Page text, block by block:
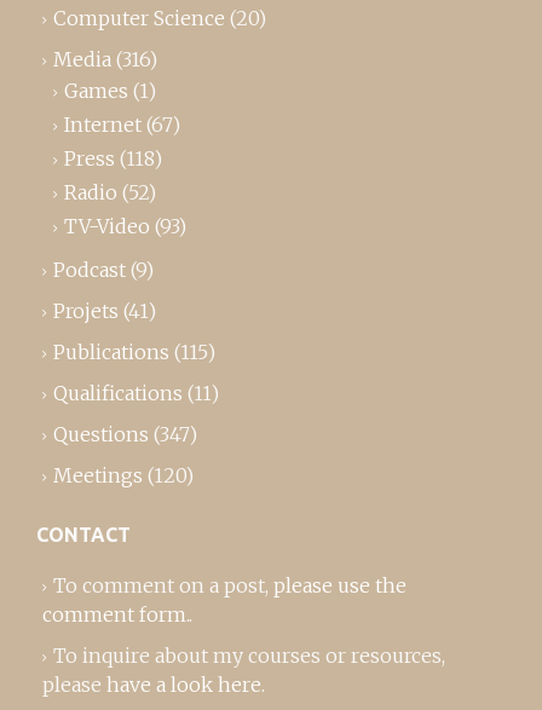
Computer Science (20)
Media (316)
Games (1)
Internet (67)
Press (118)
Radio (52)
TV-Video (93)
Podcast (9)
Projets (41)
Publications (115)
Qualifications (11)
Questions (347)
Meetings (120)
CONTACT
To comment on a post, please use the
comment form..
To inquire about my courses or resources,
please have a look here.